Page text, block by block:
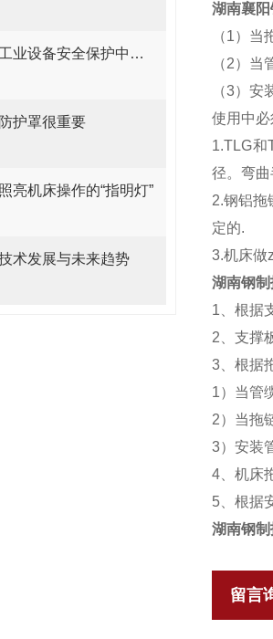
钢板防护罩在工业设备安全保护中的应用与优化
护罩很重要
亮机床操作的“指明灯”
术发展与未来趋势
湖南襄
（1）
（2）
（3）
使用中
1.TLG
径。弯
2.钢铝拖
定的.
3.机床做
湖南钢
1、根据
2、支撑
3、根据
1）当管
2）当拖
3）安装
4、机床
5、根据
湖南钢
留言